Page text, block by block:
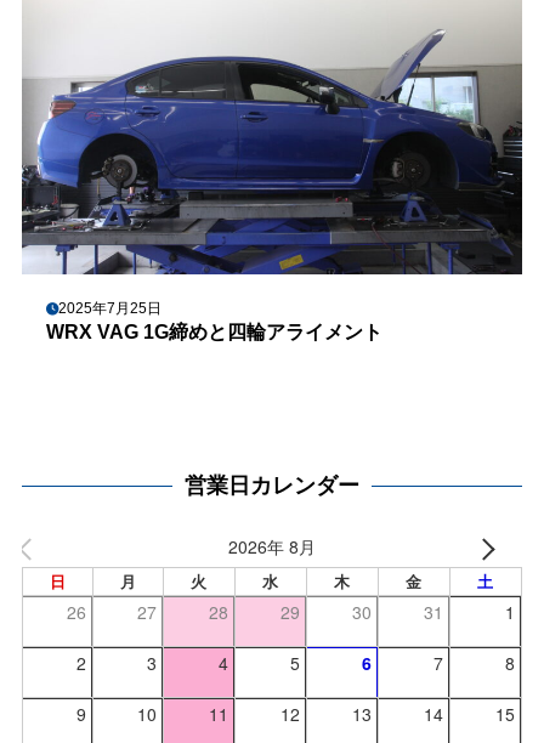
2025年7月25日
WRX VAG 1G締めと四輪アライメント
営業日カレンダー
2026年 8月
日 月 火 水 木 金 土
26 27 28 29 30 31 1
2 3 4 5 6 7 8
9 10 11 12 13 14 15